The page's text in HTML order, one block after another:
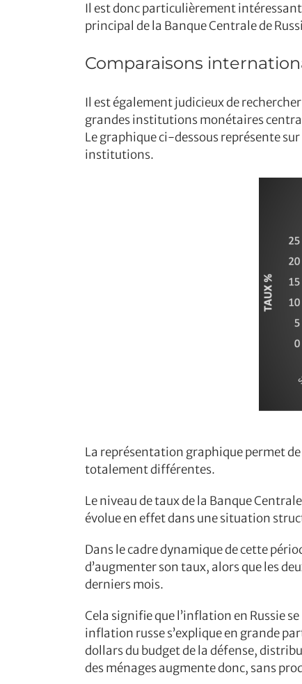
Il est donc particulièrement
principal de la Banque Centrale de
Comparaisons
Il est également judicieux de
grandes institutions monétaires
Le graphique ci-dessous représente
institutions.
La représentation graphique permet
totalement différentes.
Le niveau de taux de la Banque
évolue en effet dans une situation
Dans le cadre dynamique de cette
d’augmenter son taux, alors que les
derniers mois.
Cela signifie que l’inflation en Russie
inflation russe s’explique en grande
dollars du budget de la défense,
des ménages augmente donc, sans